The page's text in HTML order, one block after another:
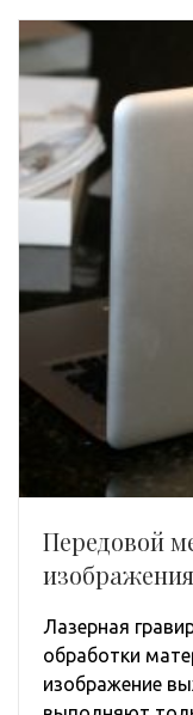
Передовой
Лазерная
обработки
изображение